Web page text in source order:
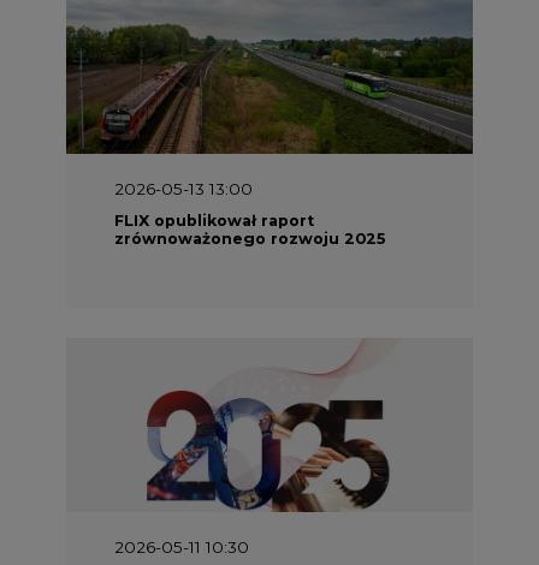
2026-05-13 13:00
FLIX opublikował raport
zrównoważonego rozwoju 2025
2026-05-11 10:30